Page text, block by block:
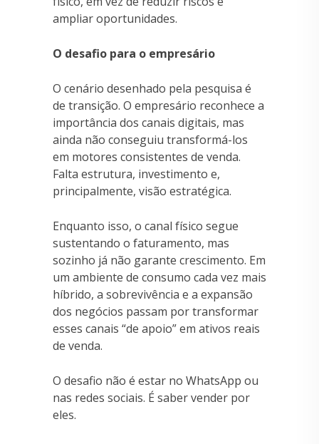
ampliar oportunidades.
O desafio para o empresário
O cenário desenhado pela pesquisa é
de transição. O empresário reconhece a
importância dos canais digitais, mas
ainda não conseguiu transformá-los
em motores consistentes de venda.
Falta estrutura, investimento e,
principalmente, visão estratégica.
Enquanto isso, o canal físico segue
sustentando o faturamento, mas
sozinho já não garante crescimento. Em
um ambiente de consumo cada vez mais
híbrido, a sobrevivência e a expansão
dos negócios passam por transformar
esses canais “de apoio” em ativos reais
de venda.
O desafio não é estar no WhatsApp ou
nas redes sociais. É saber vender por
eles.